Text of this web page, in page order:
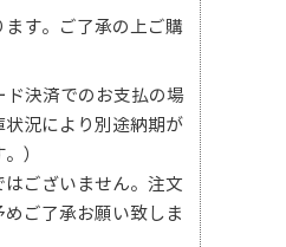
す。ご了承の上ご購
ド決済でのお支払の場
況により別途納期が
）
ございません。注文
ご了承お願い致しま